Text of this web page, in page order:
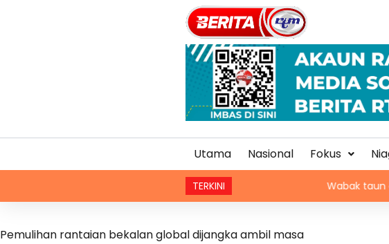
Utama Nasional Fokus
TERKINI Wabak taun di Chad
Pemulihan rantaian bekalan global dijangka ambil masa